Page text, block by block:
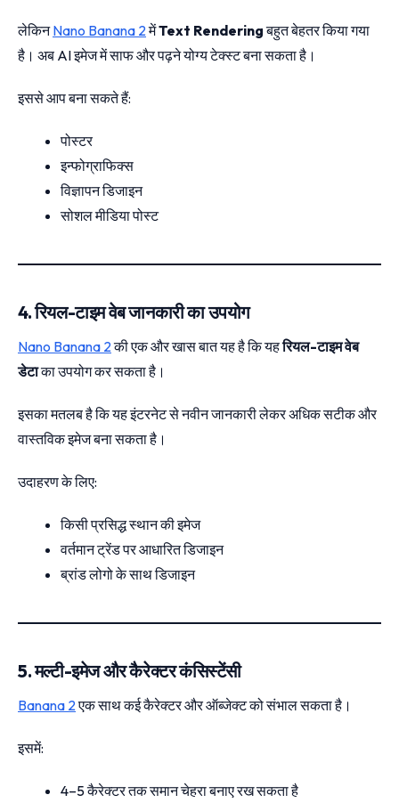
लेकिनNano Banana 2मेंText Renderingबहुत बेहतर किया गया
है। अब AI इमेज में साफ और पढ़ने योग्य टेक्स्ट बना सकता है।
इससे आप बना सकते हैं:
पोस्टर
इन्फोग्राफिक्स
विज्ञापन डिजाइन
सोशल मीडिया पोस्ट
4. रियल-टाइम वेब जानकारी का उपयोग
Nano Banana 2की एक और खास बात यह है कि यहरियल-टाइम वेब
डेटाका उपयोग कर सकता है।
इसका मतलब है कि यह इंटरनेट से नवीन जानकारी लेकर अधिक सटीक और
वास्तविक इमेज बना सकता है।
उदाहरण के लिए:
किसी प्रसिद्ध स्थान की इमेज
वर्तमान ट्रेंड पर आधारित डिजाइन
ब्रांड लोगो के साथ डिजाइन
5. मल्टी-इमेज और कैरेक्टर कंसिस्टेंसी
Banana 2एक साथ कई कैरेक्टर और ऑब्जेक्ट को संभाल सकता है।
इसमें:
4–5 कैरेक्टर तक समान चेहरा बनाए रख सकता है